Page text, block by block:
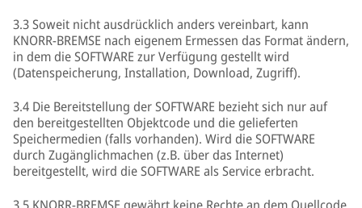
3.3 Soweit nicht ausdrücklich anders vereinbart, kann
KNORR-BREMSE nach eigenem Ermessen das Format ändern,
in dem die SOFTWARE zur Verfügung gestellt wird
(Datenspeicherung, Installation, Download, Zugriff).
3.4 Die Bereitstellung der SOFTWARE bezieht sich nur auf
den bereitgestellten Objektcode und die gelieferten
Speichermedien (falls vorhanden). Wird die SOFTWARE
durch Zugänglichmachen (z.B. über das Internet)
bereitgestellt, wird die SOFTWARE als Service erbracht.